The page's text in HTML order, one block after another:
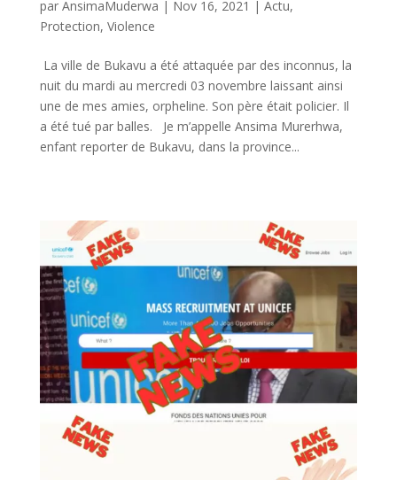
par AnsimaMuderwa | Nov 16, 2021 | Actu,
Protection, Violence
La ville de Bukavu a été attaquée par des inconnus, la
nuit du mardi au mercredi 03 novembre laissant ainsi
une de mes amies, orpheline. Son père était policier. Il
a été tué par balles. Je m’appelle Ansima Murerhwa,
enfant reporter de Bukavu, dans la province...